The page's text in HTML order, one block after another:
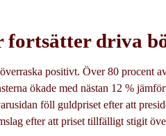
driva
positivt. Över 80 procent
ökade med nästan 12 %
föll guldpriset efter att
efter att priset tillfälligt stigit